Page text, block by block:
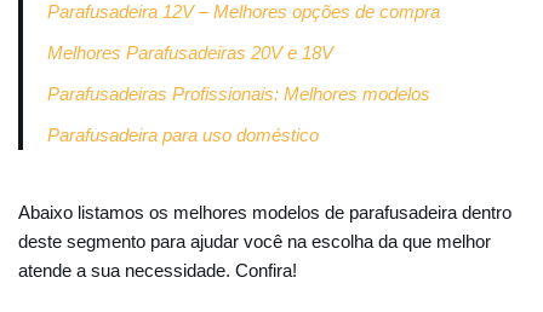
Parafusadeira 12V – Melhores opções de compra
Melhores Parafusadeiras 20V e 18V
Parafusadeiras Profissionais: Melhores modelos
Parafusadeira para uso doméstico
Abaixo listamos os melhores modelos de parafusadeira dentro
deste segmento para ajudar você na escolha da que melhor
atende a sua necessidade. Confira!